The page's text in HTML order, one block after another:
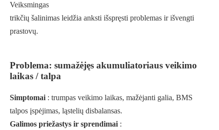
Veiksmingas
trikčių šalinimas leidžia anksti išspręsti problemas ir išvengti
prastovų.
Problema: sumažėjęs akumuliatoriaus veikimo
laikas / talpa
Simptomai : trumpas veikimo laikas, mažėjanti galia, BMS
talpos įspėjimas, ląstelių disbalansas.
Galimos priežastys ir sprendimai :